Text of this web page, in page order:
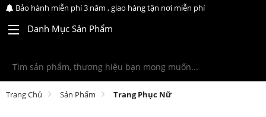
Bảo hành miễn phí 3 năm , giao hàng tận nơi miễn phí
Danh Mục Sản Phẩm
Trang Chủ Sản Phẩm Trang Phục Nữ